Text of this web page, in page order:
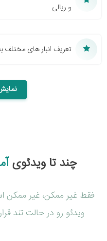
و ریالی
تعریف انبار های مختلف
چند تا ویدئوی
فقط غیر ممکن، غیر ممکن
ویدئو رو در حالت تند